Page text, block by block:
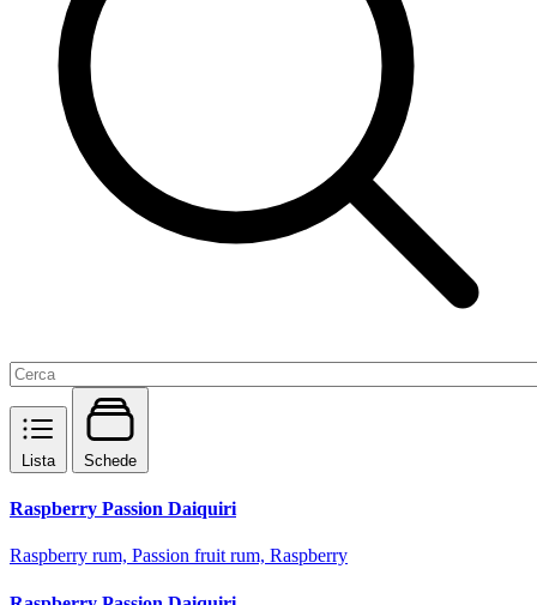
Lista Schede
Raspberry Passion Daiquiri
Raspberry rum, Passion fruit rum, Raspberry